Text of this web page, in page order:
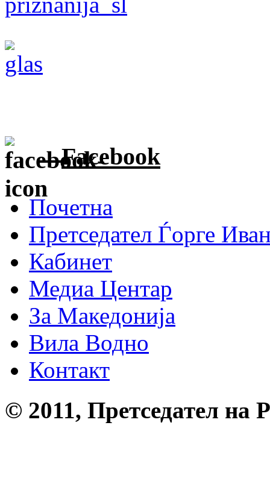
Facebook
Почетна
Претседател Ѓорге
Кабинет
Медиа Центар
За Македонија
Вила Водно
Контакт
© 2011, Претседател на